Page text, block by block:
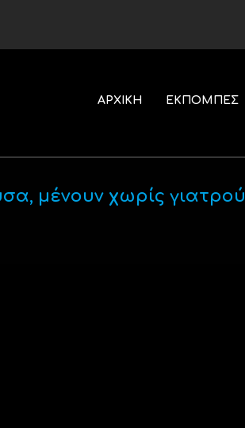
ΑΡΧΙΚΗ ΕΚΠΟΜΠΕΣ
μένουν χωρίς